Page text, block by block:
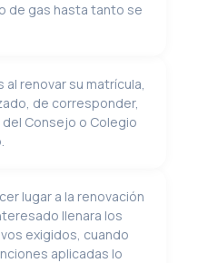
de gas hasta tanto se
renovar su matrícula,
de corresponder,
Consejo o Colegio
lugar a la renovación
llenara los
exigidos, cuando
aplicadas lo